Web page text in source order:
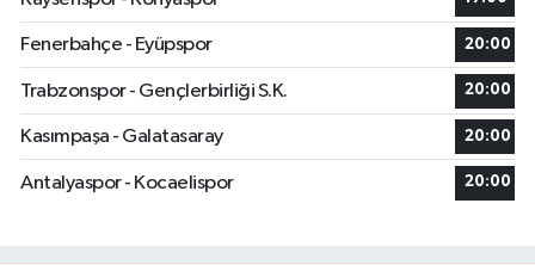
Fenerbahçe - Eyüpspor 20:00
Trabzonspor - Gençlerbirliği S.K. 20:00
Kasımpaşa - Galatasaray 20:00
Antalyaspor - Kocaelispor 20:00